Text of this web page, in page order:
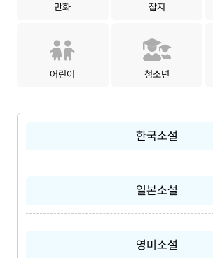
한국소설
일본소설
영미소설
만화 잡지
어린이 청소년